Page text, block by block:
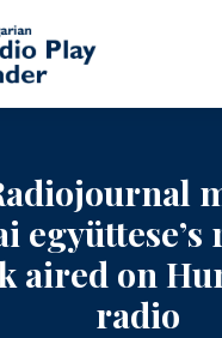
együttese’s
aired on
radio